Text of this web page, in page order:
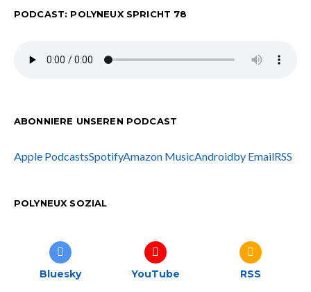
PODCAST: POLYNEUX SPRICHT 78
ABONNIERE UNSEREN PODCAST
Apple PodcastsSpotifyAmazon MusicAndroidby EmailRSS
POLYNEUX SOZIAL
Bluesky YouTube RSS